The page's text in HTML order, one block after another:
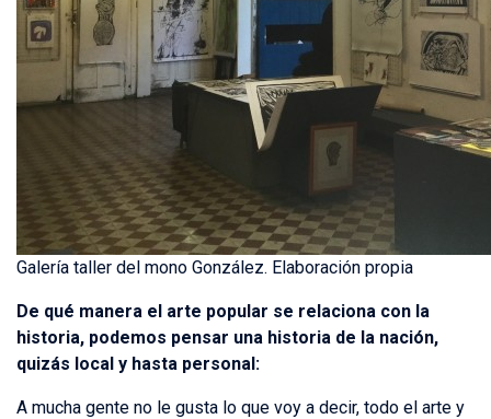
Galería taller del mono González. Elaboración propia
De qué manera el arte popular se relaciona con la
historia, podemos pensar una historia de la nación,
quizás local y hasta personal:
A mucha gente no le gusta lo que voy a decir, todo el arte y